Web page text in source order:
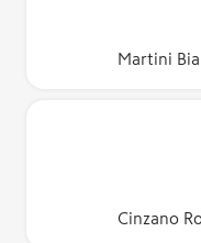
Martini
Cinzano